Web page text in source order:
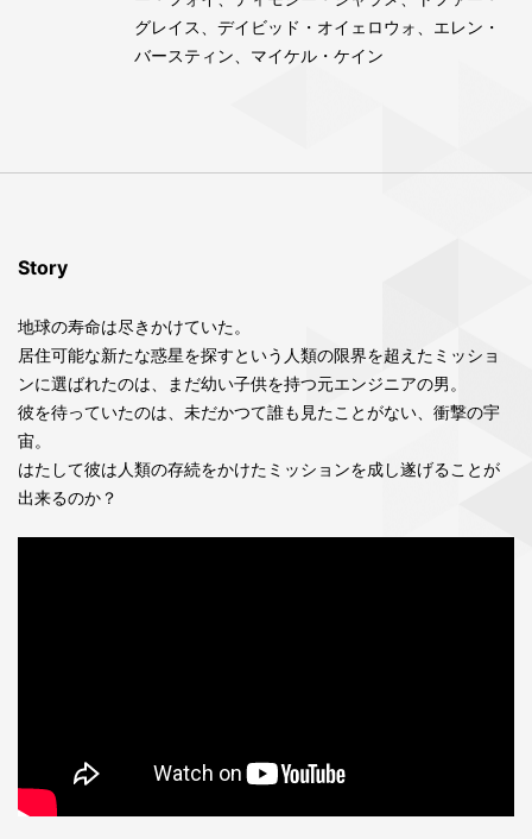
グレイス、デイビッド・オイェロウォ、エレン・
バースティン、マイケル・ケイン
Story
地球の寿命は尽きかけていた。
居住可能な新たな惑星を探すという人類の限界を超えたミッショ
ンに選ばれたのは、まだ幼い子供を持つ元エンジニアの男。
彼を待っていたのは、未だかつて誰も見たことがない、衝撃の宇
宙。
はたして彼は人類の存続をかけたミッションを成し遂げることが
出来るのか？